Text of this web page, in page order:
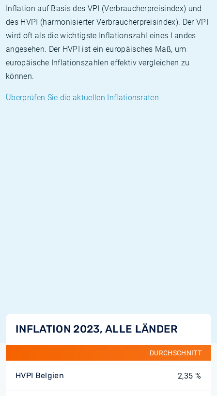
Inflation auf Basis des VPI (Verbraucherpreisindex) und
des HVPI (harmonisierter Verbraucherpreisindex). Der VPI
wird oft als die wichtigste Inflationszahl eines Landes
angesehen. Der HVPI ist ein europäisches Maß, um
europäische Inflationszahlen effektiv vergleichen zu
können.
Überprüfen Sie die aktuellen Inflationsraten
INFLATION 2023, ALLE LÄNDER
DURCHSCHNITT
HVPI Belgien 2,35 %